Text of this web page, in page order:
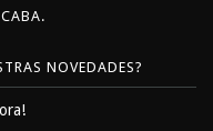
NOVEDADES?